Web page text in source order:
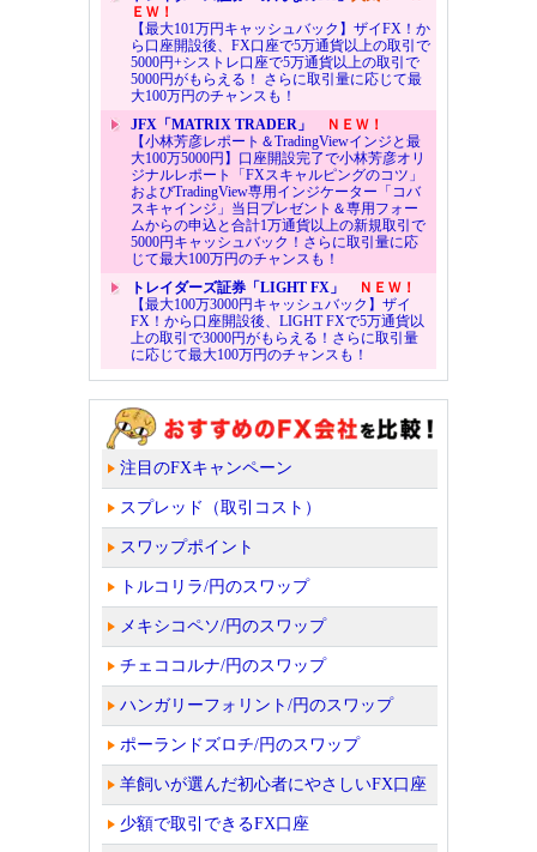
ＥＷ！
【最大101万円キャッシュバック】ザイFX！か
ら口座開設後、FX口座で5万通貨以上の取引で
5000円+シストレ口座で5万通貨以上の取引で
5000円がもらえる！ さらに取引量に応じて最
大100万円のチャンスも！
JFX「MATRIX TRADER」
ＮＥＷ！
【小林芳彦レポート＆TradingViewインジと最
大100万5000円】口座開設完了で小林芳彦オリ
ジナルレポート「FXスキャルピングのコツ」
およびTradingView専用インジケーター「コバ
スキャインジ」当日プレゼント＆専用フォー
ムからの申込と合計1万通貨以上の新規取引で
5000円キャッシュバック！さらに取引量に応
じて最大100万円のチャンスも！
トレイダーズ証券「LIGHT FX」
ＮＥＷ！
【最大100万3000円キャッシュバック】ザイ
FX！から口座開設後、LIGHT FXで5万通貨以
上の取引で3000円がもらえる！さらに取引量
に応じて最大100万円のチャンスも！
注目のFXキャンペーン
スプレッド（取引コスト）
スワップポイント
トルコリラ/円のスワップ
メキシコペソ/円のスワップ
チェココルナ/円のスワップ
ハンガリーフォリント/円のスワップ
ポーランドズロチ/円のスワップ
羊飼いが選んだ初心者にやさしいFX口座
少額で取引できるFX口座